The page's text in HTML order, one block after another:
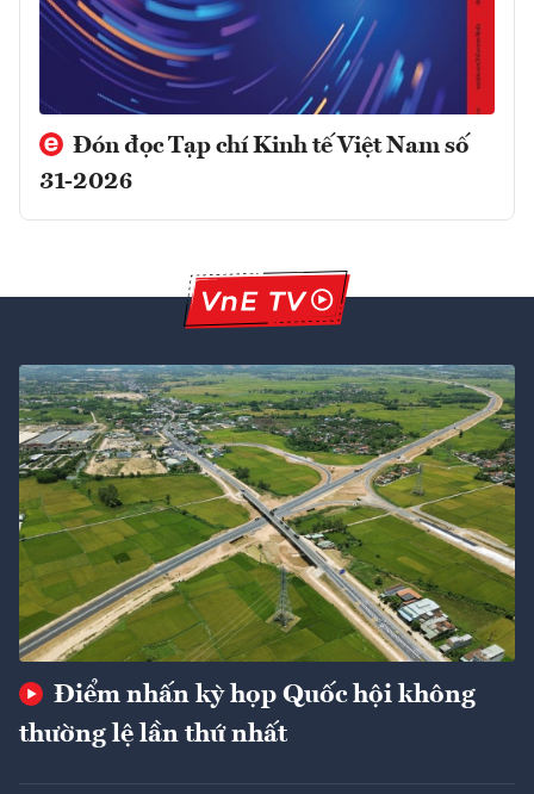
Đón đọc Tạp chí Kinh tế Việt Nam số
31-2026
Điểm nhấn kỳ họp Quốc hội không
thường lệ lần thứ nhất